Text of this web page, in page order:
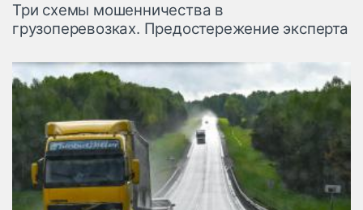
Три схемы мошенничества в
грузоперевозках. Предостережение эксперта